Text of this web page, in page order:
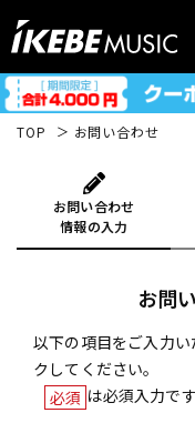
TOP お問い合わせ
お問い合わせ
情報の入力
お問
以下の項目をご入力
クしてください。
必須 は必須入力です